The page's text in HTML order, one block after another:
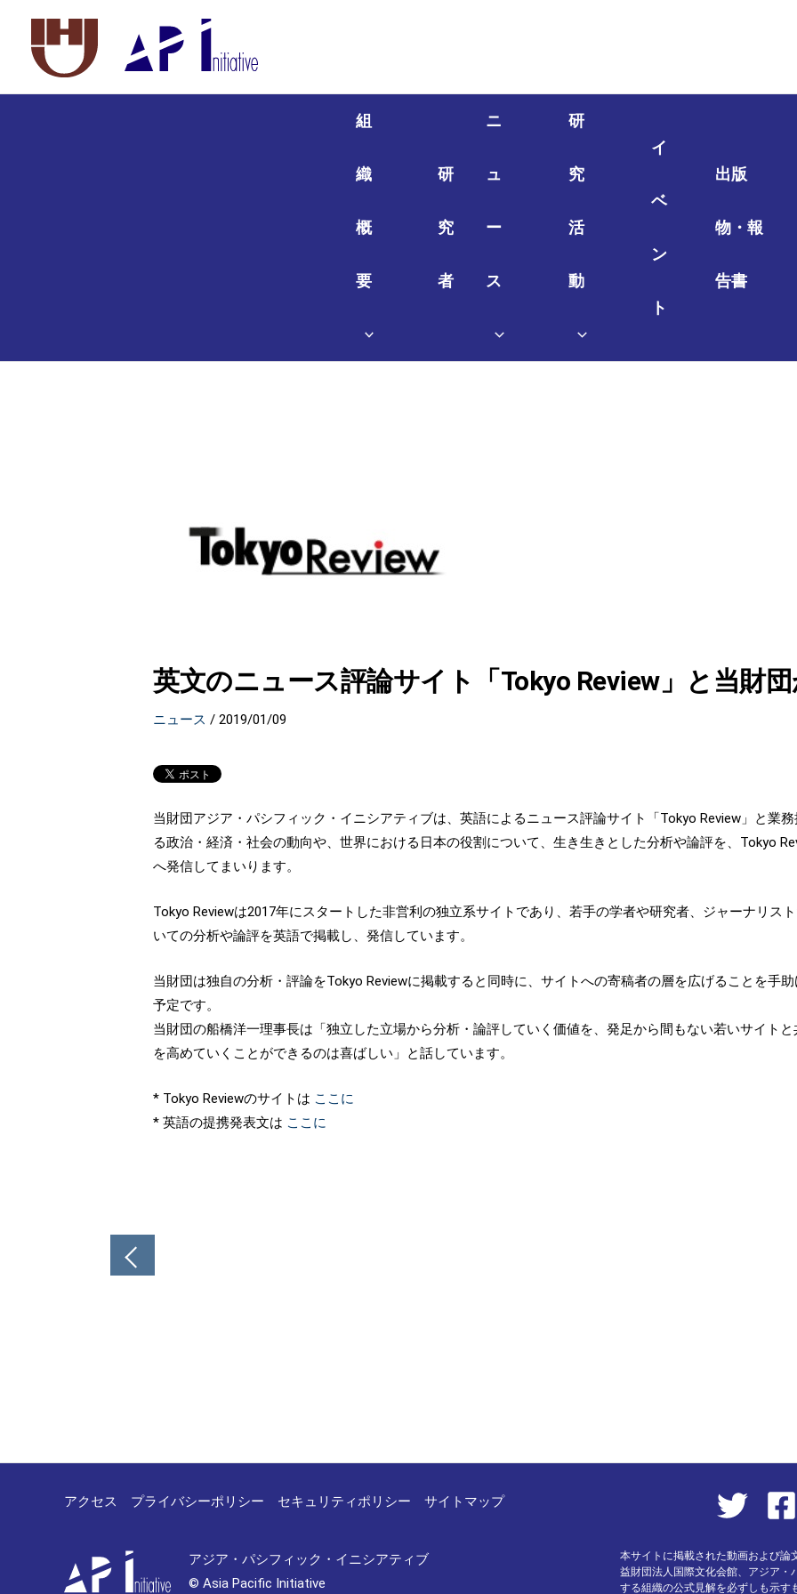
組
織
概
要
研
究
者
ニ
ュ
ー
ス
研
究
活
動
イ
ベ
ン
ト
出版
物・報
告書
英文のニュース評論サイト「Tokyo Review」と当財
ニュース /2019/01/09
当財団アジア・パシフィック・イニシアティブは、英語によるニュース評論サイト「Tokyo Review」と業
る政治・経済・社会の動向や、世界における日本の役割について、生き生きとした分析や論評を、Tokyo
へ発信してまいります。
Tokyo Reviewは2017年にスタートした非営利の独立系サイトであり、若手の学者や研究者、ジャーナリス
いての分析や論評を英語で掲載し、発信しています。
当財団は独自の分析・評論をTokyo Reviewに掲載すると同時に、サイトへの寄稿者の層を広げることを手
予定です。
当財団の船橋洋一理事長は「独立した立場から分析・論評していく価値を、発足から間もない若いサイト
を高めていくことができるのは喜ばしい」と話しています。
* Tokyo Reviewのサイトは ここに
* 英語の提携発表文は ここに
アクセス プライバシーポリシー セキュリティポリシー サイトマップ
アジア・パシフィック・イニシアティブ
© Asia Pacific Initiative
本サイトに掲載された動画および論
益財団法人国際文化会館、アジア・
する組織の公式見解を必ずしも示す